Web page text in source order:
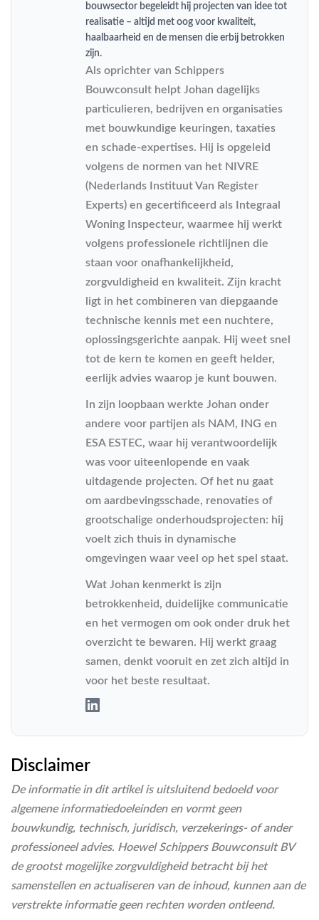
bouwsector begeleidt hij projecten van idee tot
realisatie – altijd met oog voor kwaliteit,
haalbaarheid en de mensen die erbij betrokken
zijn.
Als oprichter van Schippers
Bouwconsult helpt Johan dagelijks
particulieren, bedrijven en organisaties
met bouwkundige keuringen, taxaties
en schade-expertises. Hij is opgeleid
volgens de normen van het NIVRE
(Nederlands Instituut Van Register
Experts) en gecertificeerd als Integraal
Woning Inspecteur, waarmee hij werkt
volgens professionele richtlijnen die
staan voor onafhankelijkheid,
zorgvuldigheid en kwaliteit. Zijn kracht
ligt in het combineren van diepgaande
technische kennis met een nuchtere,
oplossingsgerichte aanpak. Hij weet snel
tot de kern te komen en geeft helder,
eerlijk advies waarop je kunt bouwen.
In zijn loopbaan werkte Johan onder
andere voor partijen als NAM, ING en
ESA ESTEC, waar hij verantwoordelijk
was voor uiteenlopende en vaak
uitdagende projecten. Of het nu gaat
om aardbevingsschade, renovaties of
grootschalige onderhoudsprojecten: hij
voelt zich thuis in dynamische
omgevingen waar veel op het spel staat.
Wat Johan kenmerkt is zijn
betrokkenheid, duidelijke communicatie
en het vermogen om ook onder druk het
overzicht te bewaren. Hij werkt graag
samen, denkt vooruit en zet zich altijd in
voor het beste resultaat.
Disclaimer
De informatie in dit artikel is uitsluitend bedoeld voor
algemene informatiedoeleinden en vormt geen
bouwkundig, technisch, juridisch, verzekerings- of ander
professioneel advies. Hoewel Schippers Bouwconsult BV
de grootst mogelijke zorgvuldigheid betracht bij het
samenstellen en actualiseren van de inhoud, kunnen aan de
verstrekte informatie geen rechten worden ontleend.